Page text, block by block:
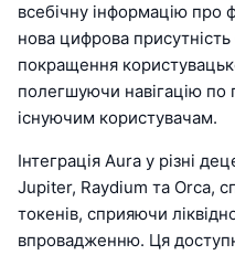
всебічну інформацію про
нова цифрова
покращення
полегшуючи навігацію по
існуючим користувачам.
Інтеграція Aura у різні
Jupiter, Raydium та Orca,
токенів, сприяючи
впровадженню. Ця